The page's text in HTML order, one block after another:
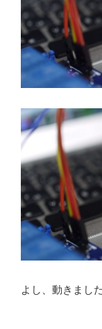
よし、動きました